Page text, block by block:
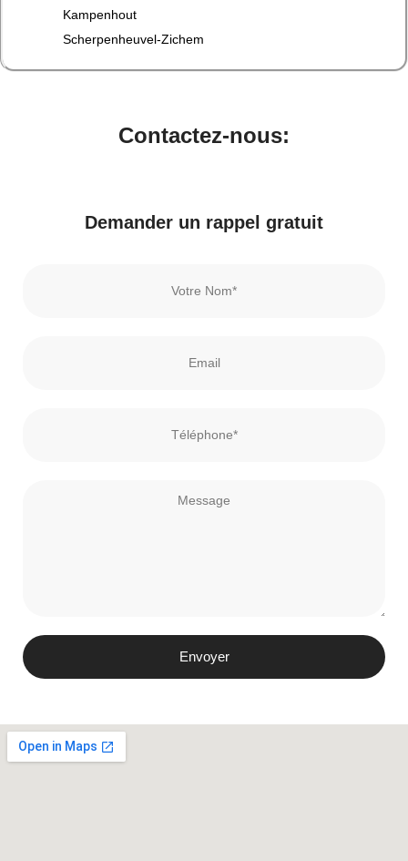
Kampenhout
Scherpenheuvel-Zichem
Contactez-nous:
Demander un rappel gratuit
Envoyer